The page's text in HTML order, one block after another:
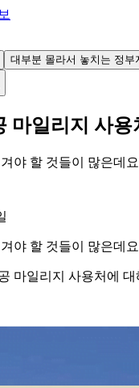
대부분 몰라서 놓치는 정부
마일리지 사
야 할 것들이 많은데
야 할 것들이 많은데
마일리지 사용처에